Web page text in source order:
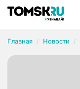
Главная Новости